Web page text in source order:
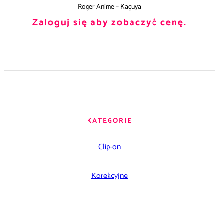
Roger Anime – Kaguya
Zaloguj się aby zobaczyć cenę.
KATEGORIE
Clip-on
Korekcyjne